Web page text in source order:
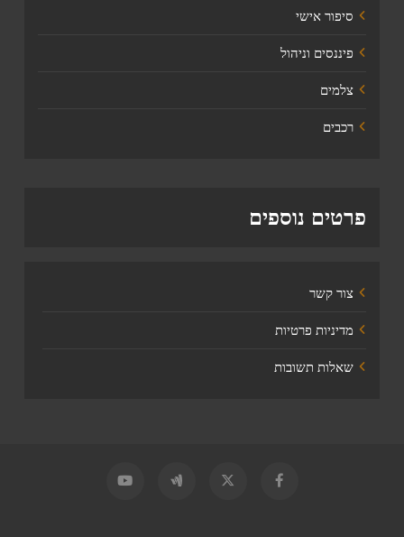
סיפור אישי
פיננסים וניהול
צלמים
רכבים
פרטים נוספים
צור קשר
מדיניות פרטיות
שאלות תשובות